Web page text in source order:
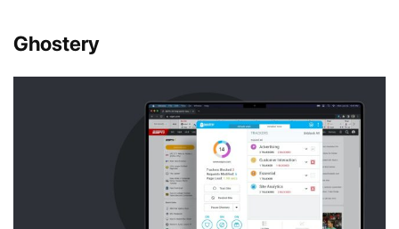
Ghostery